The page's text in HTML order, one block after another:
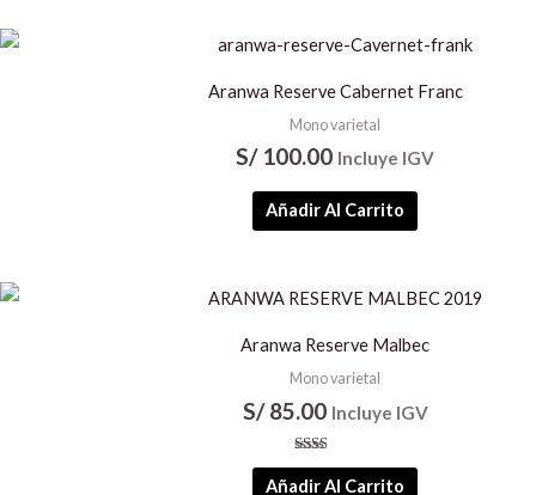
Aranwa Reserve Cabernet Franc
Mono varietal
S/100.00 Incluye IGV
Añadir Al Carrito
Aranwa Reserve Malbec
Mono varietal
S/85.00 Incluye IGV
Valorado
con
Añadir Al Carrito